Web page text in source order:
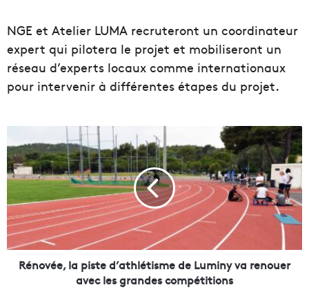
NGE et Atelier LUMA recruteront un coordinateur
expert qui pilotera le projet et mobiliseront un
réseau d’experts locaux comme internationaux
pour intervenir à différentes étapes du projet.
é
n
o
v
é
e
,
l
Rénovée, la piste d’athlétisme de Luminy va renouer
avec les grandes compétitions